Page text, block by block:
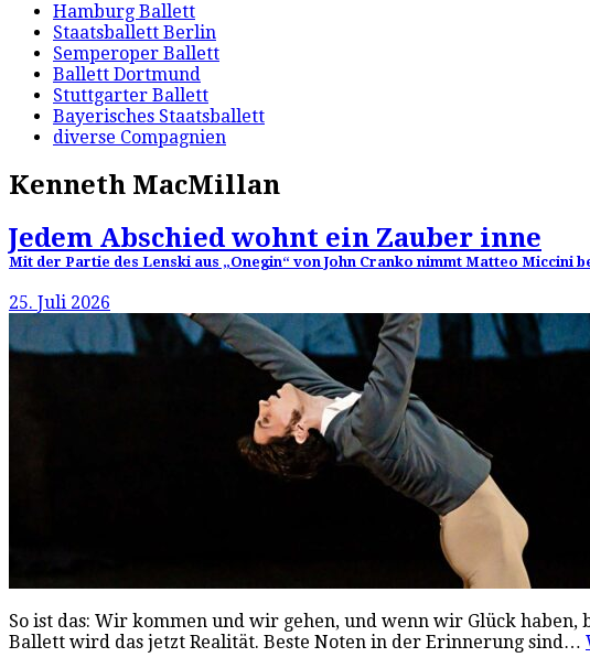
Hamburg Ballett
Staatsballett Berlin
Semperoper Ballett
Ballett Dortmund
Stuttgarter Ballett
Bayerisches Staatsballett
diverse Compagnien
Kenneth MacMillan
Jedem Abschied wohnt ein Zauber inne
Mit der Partie des Lenski aus „Onegin“ von John Cranko nimmt Matteo
25. Juli 2026
So ist das: Wir kommen und wir gehen, und wenn wir Glück
Ballett wird das jetzt Realität. Beste Noten in der Erinnerung sind…